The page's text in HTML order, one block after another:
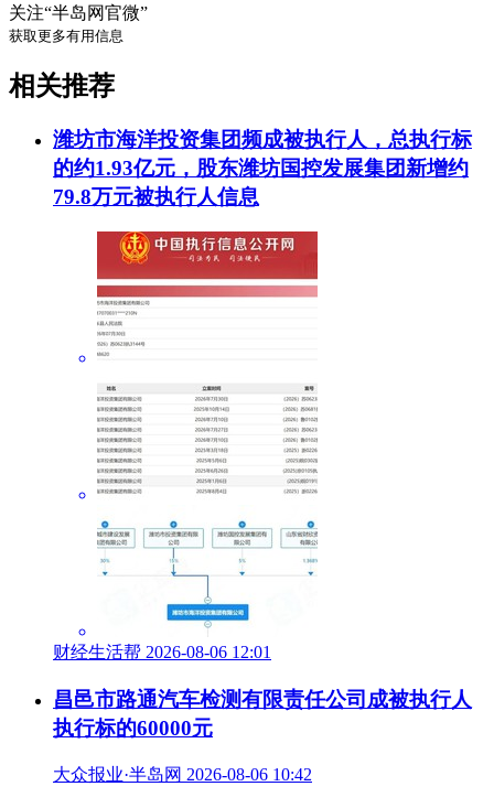
关注“半岛网官微”
获取更多有用信息
相关推荐
潍坊市海洋投资集团频成被执行人，总执行标
的约1.93亿元，股东潍坊国控发展集团新增约
79.8万元被执行人信息
财经生活帮 2026-08-06 12:01
昌邑市路通汽车检测有限责任公司成被执行人
执行标的60000元
大众报业·半岛网 2026-08-06 10:42